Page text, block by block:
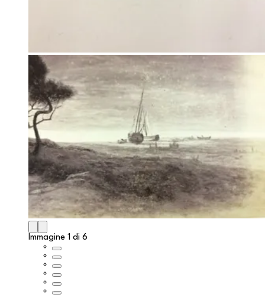
Immagine 1 di 6